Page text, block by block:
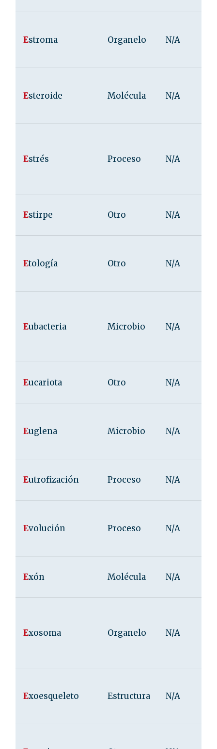
Estroma Organelo N/A
Esteroide Molécula N/A
Estrés Proceso N/A
Estirpe Otro N/A
Etología Otro N/A
Eubacteria Microbio N/A
Eucariota Otro N/A
Euglena Microbio N/A
Eutrofización Proceso N/A
Evolución Proceso N/A
Exón Molécula N/A
Exosoma Organelo N/A
Exoesqueleto Estructura N/A